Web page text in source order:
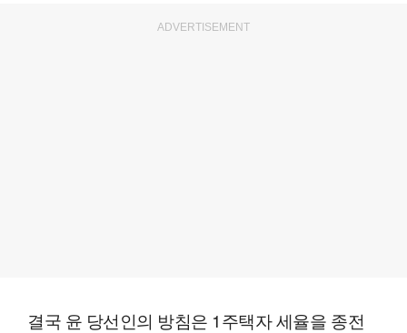
ADVERTISEMENT
결국 윤 당선인의 방침은 1주택자 세율을 종전